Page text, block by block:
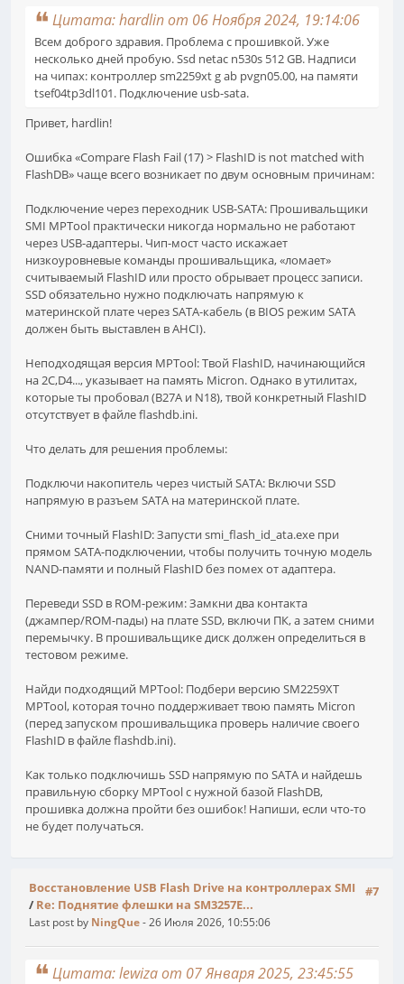
Цитата: hardlin от 06 Ноября 2024, 19:14:06
Всем доброго здравия. Проблема с прошивкой. Уже
несколько дней пробую. Ssd netac n530s 512 GB. Надписи
на чипах: контроллер sm2259xt g ab pvgn05.00, на памяти
tsef04tp3dl101. Подключение usb-sata.
Привет, hardlin!
Ошибка «Compare Flash Fail (17) > FlashID is not matched with
FlashDB» чаще всего возникает по двум основным причинам:
Подключение через переходник USB-SATA: Прошивальщики
SMI MPTool практически никогда нормально не работают
через USB-адаптеры. Чип-мост часто искажает
низкоуровневые команды прошивальщика, «ломает»
считываемый FlashID или просто обрывает процесс записи.
SSD обязательно нужно подключать напрямую к
материнской плате через SATA-кабель (в BIOS режим SATA
должен быть выставлен в AHCI).
Неподходящая версия MPTool: Твой FlashID, начинающийся
на 2C,D4..., указывает на память Micron. Однако в утилитах,
которые ты пробовал (B27A и N18), твой конкретный FlashID
отсутствует в файле flashdb.ini.
Что делать для решения проблемы:
Подключи накопитель через чистый SATA: Включи SSD
напрямую в разъем SATA на материнской плате.
Сними точный FlashID: Запусти smi_flash_id_ata.exe при
прямом SATA-подключении, чтобы получить точную модель
NAND-памяти и полный FlashID без помех от адаптера.
Переведи SSD в ROM-режим: Замкни два контакта
(джампер/ROM-пады) на плате SSD, включи ПК, а затем сними
перемычку. В прошивальщике диск должен определиться в
тестовом режиме.
Найди подходящий MPTool: Подбери версию SM2259XT
MPTool, которая точно поддерживает твою память Micron
(перед запуском прошивальщика проверь наличие своего
FlashID в файле flashdb.ini).
Как только подключишь SSD напрямую по SATA и найдешь
правильную сборку MPTool с нужной базой FlashDB,
прошивка должна пройти без ошибок! Напиши, если что-то
не будет получаться.
#7
Восстановление USB Flash Drive на контроллерах SMI
/ Re: Поднятие флешки на SM3257E...
Last post by NingQue- 26 Июля 2026, 10:55:06
Цитата: lewiza от 07 Января 2025, 23:45:55